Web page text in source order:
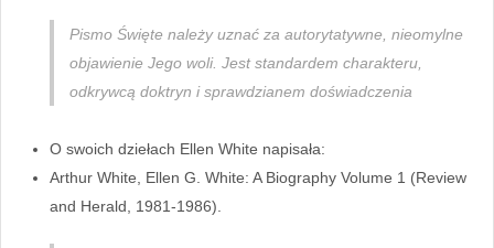
Pismo Święte należy uznać za autorytatywne, nieomylne
objawienie Jego woli. Jest standardem charakteru,
odkrywcą doktryn i sprawdzianem doświadczenia
O swoich dziełach Ellen White napisała:
Arthur White, Ellen G. White: A Biography Volume 1 (Review
and Herald, 1981-1986).